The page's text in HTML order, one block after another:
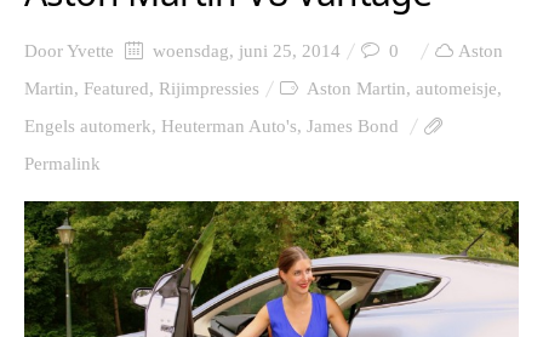
DoorYvette woensdag, juni 25, 2014 0
Aston
Martin, Featured, Rijimpressies Aston Martin, automeisje,
Engels automerk, Heuterman Auto's, James Bond
Permalink